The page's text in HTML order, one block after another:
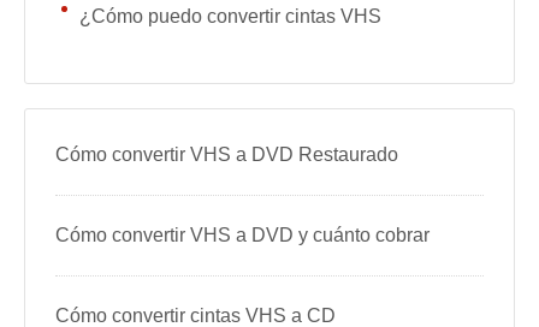
¿Cómo puedo convertir cintas VHS
Cómo convertir VHS a DVD Restaurado
Cómo convertir VHS a DVD y cuánto cobrar
Cómo convertir cintas VHS a CD